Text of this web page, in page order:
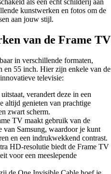
kunstwerken en fotos om de
aan jouw stijl.
van de Frame TV
in verschillende formaten,
en 55 inch. Hier zijn enkele van de
televisie:
verandert deze in een
altijd genieten van prachtige
zwart scherm.
TV maakt gebruik van de
Samsung, waardoor je kunt
en een indrukwekkend contrast.
HD-resolutie biedt de Frame TV
voor een meeslepende